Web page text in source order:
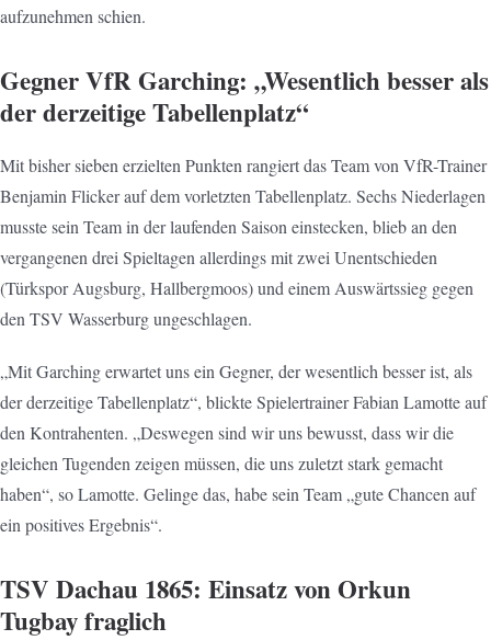
aufzunehmen schien.
Gegner VfR Garching: „Wesentlich besser als
der derzeitige Tabellenplatz“
Mit bisher sieben erzielten Punkten rangiert das Team von VfR-Trainer
Benjamin Flicker auf dem vorletzten Tabellenplatz. Sechs Niederlagen
musste sein Team in der laufenden Saison einstecken, blieb an den
vergangenen drei Spieltagen allerdings mit zwei Unentschieden
(Türkspor Augsburg, Hallbergmoos) und einem Auswärtssieg gegen
den TSV Wasserburg ungeschlagen.
„Mit Garching erwartet uns ein Gegner, der wesentlich besser ist, als
der derzeitige Tabellenplatz“, blickte Spielertrainer Fabian Lamotte auf
den Kontrahenten. „Deswegen sind wir uns bewusst, dass wir die
gleichen Tugenden zeigen müssen, die uns zuletzt stark gemacht
haben“, so Lamotte. Gelinge das, habe sein Team „gute Chancen auf
ein positives Ergebnis“.
TSV Dachau 1865: Einsatz von Orkun
Tugbay fraglich